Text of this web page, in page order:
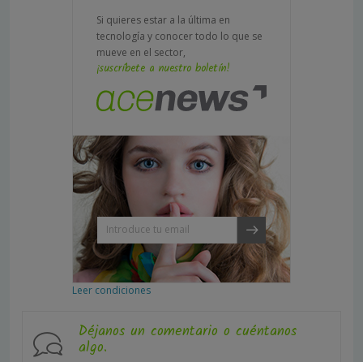
Si quieres estar a la última en
tecnología y conocer todo lo que se
mueve en el sector,
¡suscríbete a nuestro boletín!
Leer condiciones
Déjanos un comentario o cuéntanos
algo.